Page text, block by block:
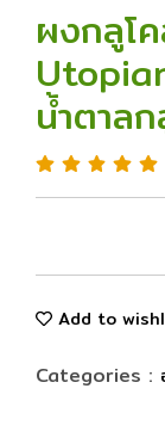
ผงกลูโ
น้ำตาล
Add to
Categories :